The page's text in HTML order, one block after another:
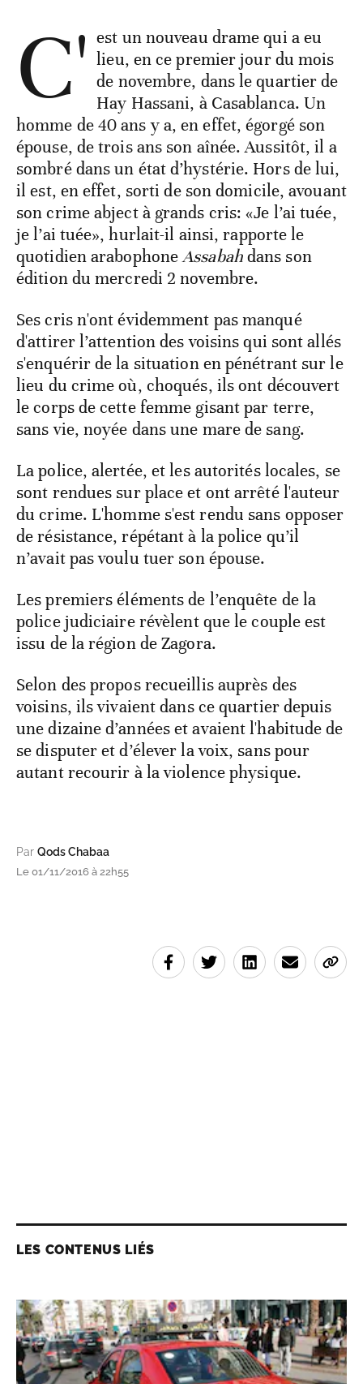
C' est un nouveau drame qui a eu
lieu, en ce premier jour du mois
de novembre, dans le quartier de
Hay Hassani, à Casablanca. Un
homme de 40 ans y a, en effet, égorgé son
épouse, de trois ans son aînée. Aussitôt, il a
sombré dans un état d’hystérie. Hors de lui,
il est, en effet, sorti de son domicile, avouant
son crime abject à grands cris: «Je l’ai tuée,
je l’ai tuée», hurlait-il ainsi, rapporte le
quotidien arabophoneAssabahdans son
édition du mercredi 2 novembre.
Ses cris n'ont évidemment pas manqué
d'attirer l’attention des voisins qui sont allés
s'enquérir de la situation en pénétrant sur le
lieu du crime où, choqués, ils ont découvert
le corps de cette femme gisant par terre,
sans vie, noyée dans une mare de sang.
La police, alertée, et les autorités locales, se
sont rendues sur place et ont arrêté l'auteur
du crime. L'homme s'est rendu sans opposer
de résistance, répétant à la police qu’il
n’avait pas voulu tuer son épouse.
Les premiers éléments de l’enquête de la
police judiciaire révèlent que le couple est
issu de la région de Zagora.
Selon des propos recueillis auprès des
voisins, ils vivaient dans ce quartier depuis
une dizaine d’années et avaient l'habitude de
se disputer et d’élever la voix, sans pour
autant recourir à la violence physique.
Par Qods Chabaa
Le 01/11/2016 à 22h55
LES CONTENUS LIÉS